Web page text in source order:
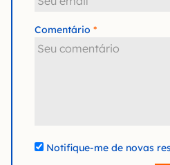
Comentário
Notifique-me de novas